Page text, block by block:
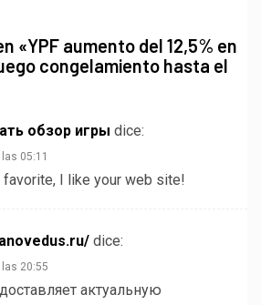
«YPF aumento del 12,5% en
congelamiento hasta el
обзор игры dice:
05:11
favorite, I like your web site!
dice:
20:55
актуальную